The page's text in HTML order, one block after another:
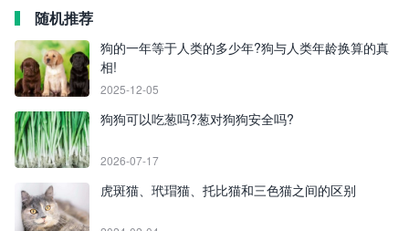
随机推荐
狗的一年等于人类的多少年?狗与人类年龄换算的真
相!
2025-12-05
狗狗可以吃葱吗?葱对狗狗安全吗?
2026-07-17
虎斑猫、玳瑁猫、托比猫和三色猫之间的区别